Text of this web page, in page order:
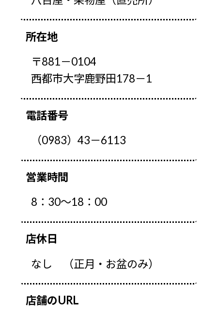
所在地
〒881－0104
西都市大字鹿野田178－1
電話番号
（0983）43－6113
営業時間
8：30～18：00
店休日
なし （正月・お盆のみ）
店舗のURL